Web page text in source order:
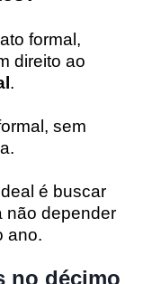
formal,
direito ao
.
sem
é buscar
não depender
ano.
no décimo